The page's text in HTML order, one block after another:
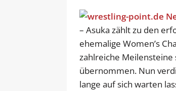
– Asuka zählt zu den
ehemalige Women’s
zahlreiche Meilensteine
übernommen. Nun
lange auf sich warten